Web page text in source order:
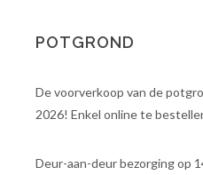
POTGROND
De voorverkoop van de
2026! Enkel online te
Deur-aan-deur bezorging op